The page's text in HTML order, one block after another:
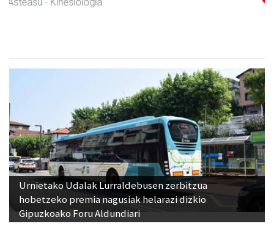
Urnietako Udalak Lurraldebusen zerbitzua
hobetzeko premia nagusiak helarazi dizkio
Gipuzkoako Foru Aldundiari